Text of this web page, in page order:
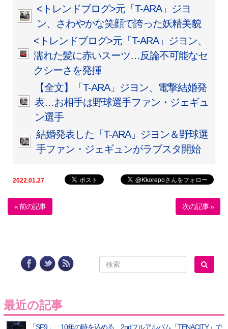
<トレンドブログ>元「T-ARA」ジヨ
ン、さわやかな笑顔で誇った妖精美貌
<トレンドブログ>元「T-ARA」ジヨン、
濡れた髪に赤いスーツ…反論不可能なセ
クシーさを発揮
【全文】「T-ARA」ジヨン、電撃結婚発
表…お相手は野球選手ファン・ジェギュ
ン選手
結婚発表した「T-ARA」ジヨン＆野球選
手ファン・ジェギュンがラブスタ開始
2022.01.27
« 前の記事 次の記事 »
最近の記事
「SF9」、10年の時を込める…2ndフルアルバム「TENACITY」で